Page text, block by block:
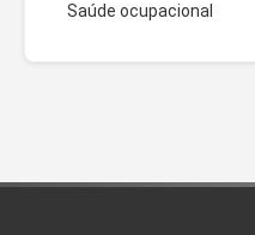
Saúde ocupacional